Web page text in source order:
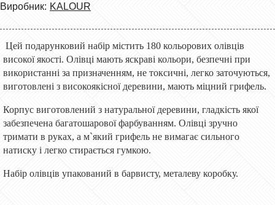
Виробник: KALOUR
Цей подарунковий набір містить 180 кольорових олівців
високої якості. Олівці мають яскраві кольори, безпечні при
використанні за призначенням, не токсичні, легко заточуються,
виготовлені з високоякісної деревини, мають міцний грифель.
Корпус виготовлений з натуральної деревини, гладкість якої
забезпечена багатошарової фарбуванням. Олівці зручно
тримати в руках, а м`який грифель не вимагає сильного
натиску і легко стирається гумкою.
Набір олівців упакований в барвисту, металеву коробку.